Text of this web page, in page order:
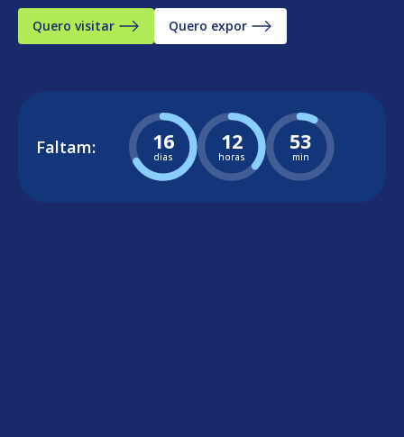
Quero visitar Quero expor
Faltam: 16
dias
12
horas
53
min